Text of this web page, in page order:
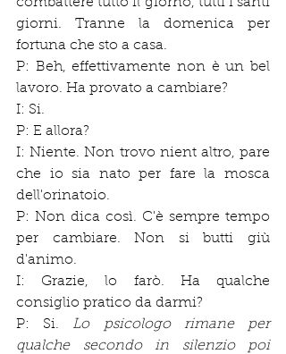
giorni. Tranne la domenica per
fortuna che sto a casa.
P: Beh, effettivamente non è un bel
lavoro. Ha provato a cambiare?
I: Si.
P: E allora?
I: Niente. Non trovo nient altro, pare
che io sia nato per fare la mosca
dell'orinatoio.
P: Non dica così. C'è sempre tempo
per cambiare. Non si butti giù
d'animo.
I: Grazie, lo farò. Ha qualche
consiglio pratico da darmi?
P: Si. Lo psicologo rimane per
qualche secondo in silenzio poi